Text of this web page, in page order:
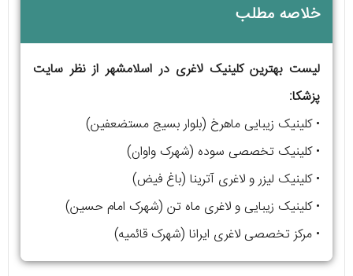
خلاصه مطلب
لیست بهترین کلینیک لاغری در اسلامشهر از نظر سایت
پزشکا:
• کلینیک زیبایی ماهرخ (بلوار بسیج مستضعفین)
• کلینیک تخصصی سوده (شهرک واوان)
• کلینیک لیزر و لاغری آترینا (باغ فیض)
• کلینیک زیبایی و لاغری ماه تن (شهرک امام حسین)
• مرکز تخصصی لاغری ایرانا (شهرک قائمیه)